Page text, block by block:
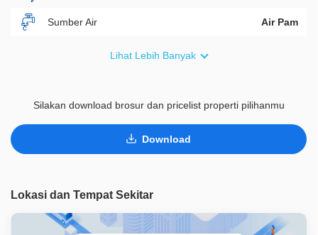
Sumber Air Air Pam
Legalitas SHM
Lihat Lebih Banyak
Silakan download brosur dan pricelist properti pilihanmu
Download
Lokasi dan Tempat Sekitar